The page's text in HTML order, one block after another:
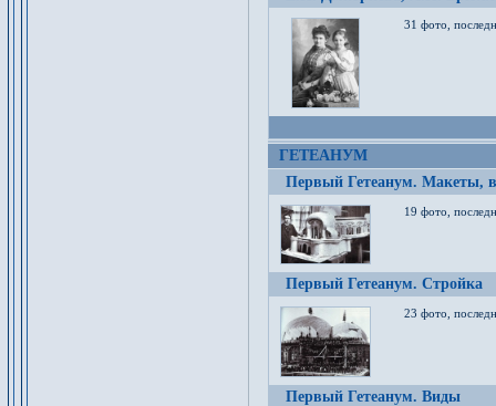
31 фото,
ГЕТЕАНУМ
Первый Гетеанум. Макеты,
19 фото,
Первый Гетеанум. Стройка
23 фото,
Первый Гетеанум. Виды